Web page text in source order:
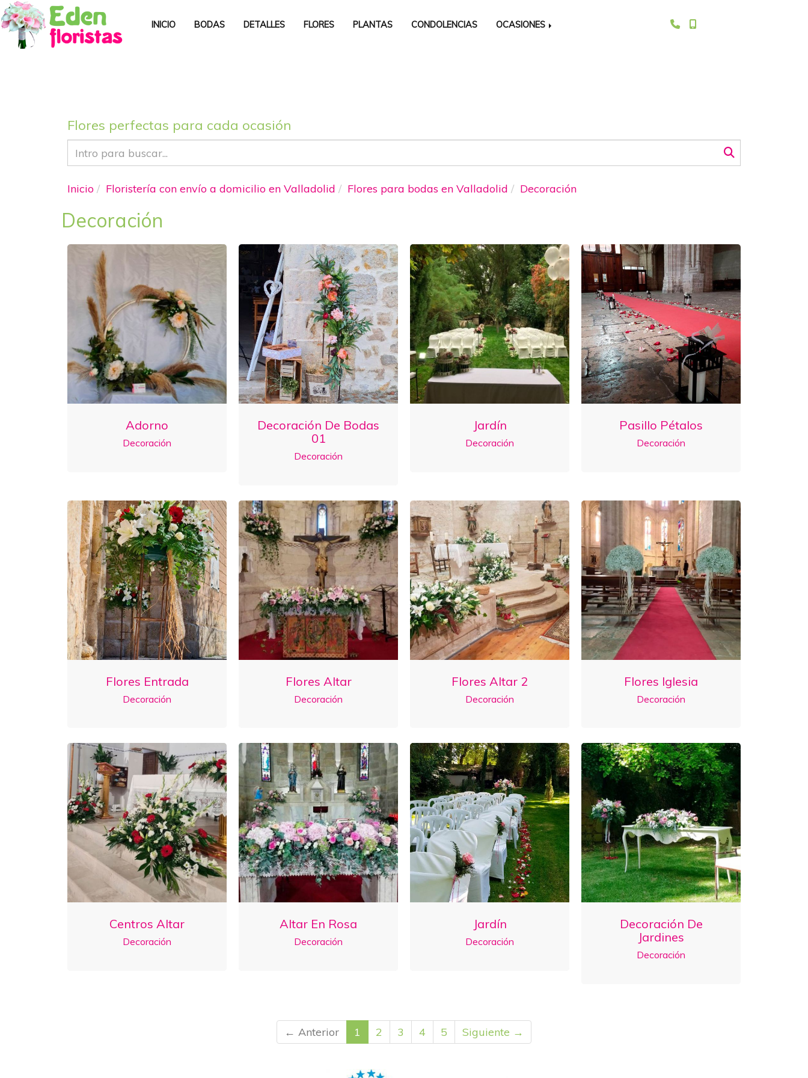
INICIO BODAS DETALLES FLORES PLANTAS CONDOLENCIAS OCASIONES
Flores perfectas para cada ocasión
Inicio Floristería con envío a domicilio en Valladolid Flores para bodas en Valladolid Decoración
Decoración
Adorno
Decoración
Decoración De Bodas
01
Decoración
Jardín
Decoración
Pasillo Pétalos
Decoración
Flores Entrada
Decoración
Flores Altar
Decoración
Flores Altar 2
Decoración
Flores Iglesia
Decoración
Centros Altar
Decoración
Altar En Rosa
Decoración
Jardín
Decoración
Decoración De
Jardines
Decoración
← Anterior 1 2 3 4 5 Siguiente →